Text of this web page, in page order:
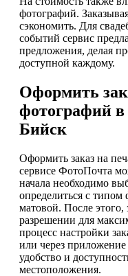
фотографий.
сэкономить. Для
событий сервис
предложения, делая
доступной каждому.
Оформить
фотографий в
Бийск
Оформить заказ на
сервисе ФотоПочта
начала необходимо
определиться с типом
матовой. После этого,
разрешении для
процесс настройки
или через
удобство и
местоположения.